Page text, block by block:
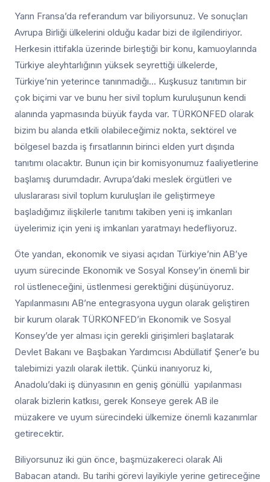
Yarın Fransa’da referandum var biliyorsunuz. Ve sonuçları
Avrupa Birliği ülkelerini olduğu kadar bizi de ilgilendiriyor.
Herkesin ittifakla üzerinde birleştiği bir konu, kamuoylarında
Türkiye aleyhtarlığının yüksek seyrettiği ülkelerde,
Türkiye’nin yeterince tanınmadığı… Kuşkusuz tanıtımın bir
çok biçimi var ve bunu her sivil toplum kuruluşunun kendi
alanında yapmasında büyük fayda var. TÜRKONFED olarak
bizim bu alanda etkili olabileceğimiz nokta, sektörel ve
bölgesel bazda iş fırsatlarının birinci elden yurt dışında
tanıtımı olacaktır. Bunun için bir komisyonumuz faaliyetlerine
başlamış durumdadır. Avrupa’daki meslek örgütleri ve
uluslararası sivil toplum kuruluşları ile geliştirmeye
başladığımız ilişkilerle tanıtımı takiben yeni iş imkanları
üyelerimiz için yeni iş imkanları yaratmayı hedefliyoruz.
Öte yandan, ekonomik ve siyasi açıdan Türkiye’nin AB’ye
uyum sürecinde Ekonomik ve Sosyal Konsey’in önemli bir
rol üstleneceğini, üstlenmesi gerektiğini düşünüyoruz.
Yapılanmasını AB’ne entegrasyona uygun olarak geliştiren
bir kurum olarak TÜRKONFED’in Ekonomik ve Sosyal
Konsey’de yer alması için gerekli girişimleri başlatarak
Devlet Bakanı ve Başbakan Yardımcısı Abdüllatif Şener’e bu
talebimizi yazılı olarak ilettik. Çünkü inanıyoruz ki,
Anadolu’daki iş dünyasının en geniş gönüllü yapılanması
olarak bizlerin katkısı, gerek Konseye gerek AB ile
müzakere ve uyum sürecindeki ülkemize önemli kazanımlar
getirecektir.
Biliyorsunuz iki gün önce, başmüzakereci olarak Ali
Babacan atandı. Bu tarihi görevi layikiyle yerine getireceğine